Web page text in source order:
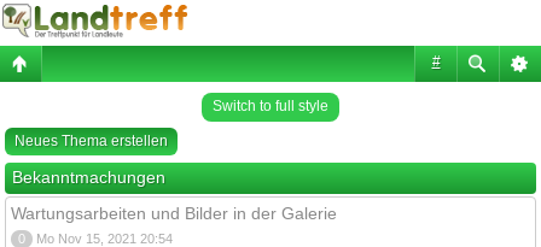
#
Switch to full style
Neues Thema erstellen
Bekanntmachungen
Wartungsarbeiten und Bilder in der Galerie
0 Mo Nov 15, 2021 20:54